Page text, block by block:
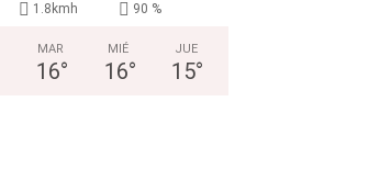
1.8kmh 90 %
MAR
16°
MIÉ
16°
JUE
15°